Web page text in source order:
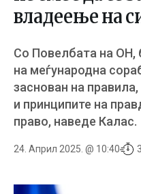
владеење на
Со Повелбата на ОН,
на меѓународна
заснован на
и принципите на
право, наведе Калас.
24. Април 2025. @ 10:40